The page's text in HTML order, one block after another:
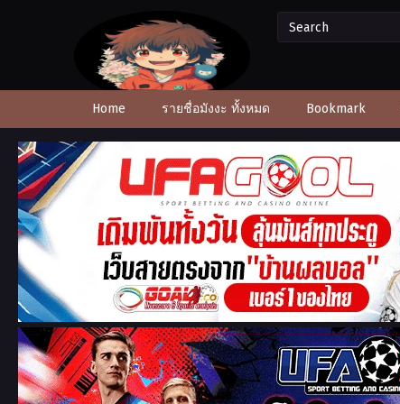
Home รายชื่อมังงะ ทั้งหมด Bookmark